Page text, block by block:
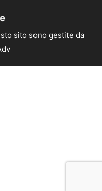
sito sono gestite da